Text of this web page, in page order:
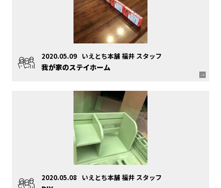
2020.05.09 いえとち本舗 福井 スタッフ
我が家のステイホーム
2020.05.08 いえとち本舗 福井 スタッフ